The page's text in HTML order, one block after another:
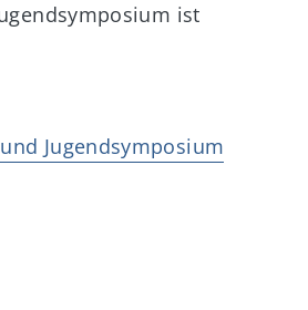
ist
Jugendsymposium